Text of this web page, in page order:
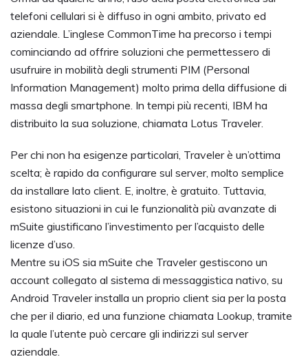
telefoni cellulari si è diffuso in ogni ambito, privato ed
aziendale. L’inglese CommonTime ha precorso i tempi
cominciando ad offrire soluzioni che permettessero di
usufruire in mobilità degli strumenti PIM (Personal
Information Management) molto prima della diffusione di
massa degli smartphone. In tempi più recenti, IBM ha
distribuito la sua soluzione, chiamata Lotus Traveler.
Per chi non ha esigenze particolari, Traveler è un’ottima
scelta; è rapido da configurare sul server, molto semplice
da installare lato client. E, inoltre, è gratuito. Tuttavia,
esistono situazioni in cui le funzionalità più avanzate di
mSuite giustificano l’investimento per l’acquisto delle
licenze d’uso.
Mentre su iOS sia mSuite che Traveler gestiscono un
account collegato al sistema di messaggistica nativo, su
Android Traveler installa un proprio client sia per la posta
che per il diario, ed una funzione chiamata Lookup, tramite
la quale l’utente può cercare gli indirizzi sul server
aziendale.